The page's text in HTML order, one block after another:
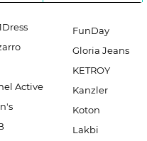
Active
FunDay
Gloria Jeans
KETROY
Kanzler
Koton
Lakbi